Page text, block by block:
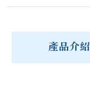
產品介紹